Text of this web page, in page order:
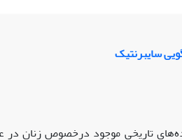
سایبرنتیک
تاریخی موجود درخصوص زنان در